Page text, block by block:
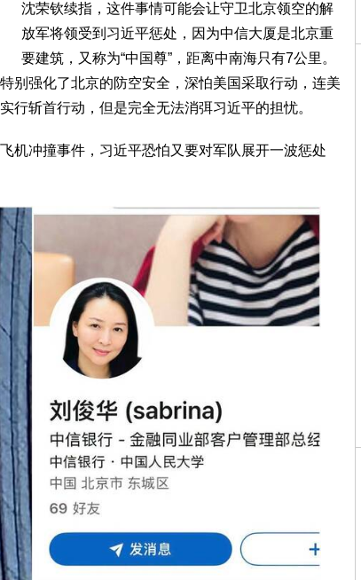
沈荣钦续指，这件事情可能会让守卫北京领空的解
放军将领受到习近平惩处，因为中信大厦是北京重
要建筑，又称为“中国尊”，距离中南海只有7公里。
别强化了北京的防空安全，深怕美国采取行动，连美
行斩首行动，但是完全无法消弭习近平的担忧。
机冲撞事件，习近平恐怕又要对军队展开一波惩处